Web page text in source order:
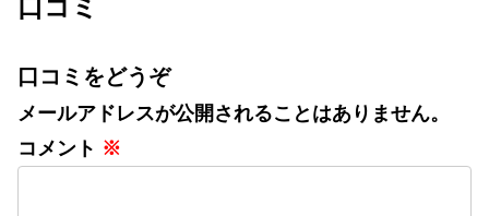
するだけInstagra...
口コミ
口コミをどうぞ
メールアドレスが公開されることはありません。
コメント ※